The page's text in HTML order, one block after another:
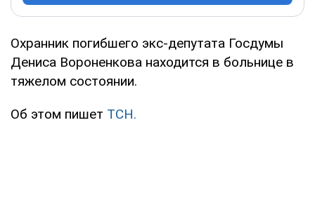
Охранник погибшего экс-депутата Госдумы
Дениса Вороненкова находится в больнице в
тяжелом состоянии.
Об этом пишет ТСН.